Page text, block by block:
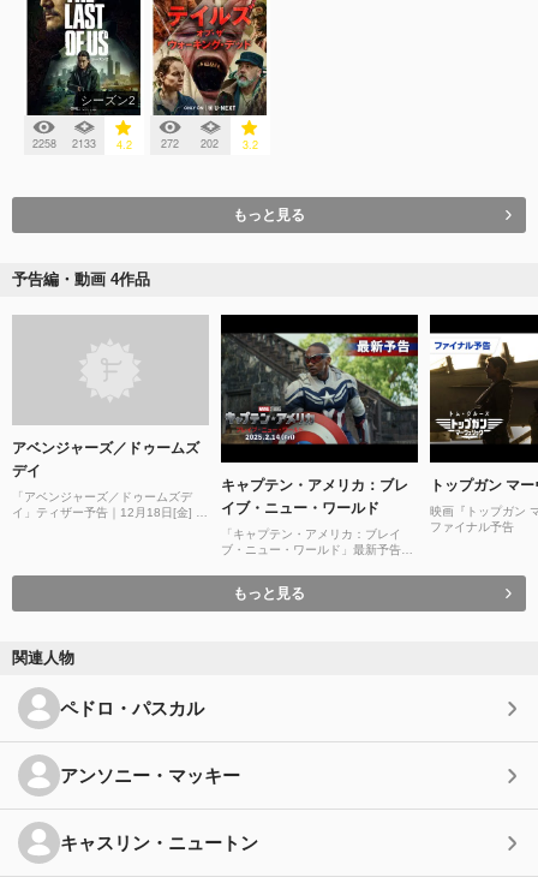
シーズン2
2258 2133 4.2 272 202 3.2
もっと見る
予告編・動画 4作品
アベンジャーズ／ドゥームズ
デイ
「アベンジャーズ／ドゥームズデ
イ」ティザー予告｜12月18日[金] 劇
キャプテン・アメリカ：ブレ
イブ・ニュー・ワールド
「キャプテン・アメリカ：ブレイ
ブ・ニュー・ワールド」最新予告｜
トップガン マ
映画『トップガン
ファイナル予告
もっと見る
関連人物
ペドロ・パスカル
アンソニー・マッキー
キャスリン・ニュートン